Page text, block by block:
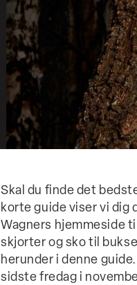
Skal du finde det
korte guide viser vi dig
Wagners hjemmeside
skjorter og sko til
herunder i denne
sidste fredag i